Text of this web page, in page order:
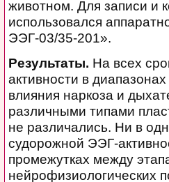
животном. Для записи и
использовался
ЭЭГ-03/35-201».
Результаты. На всех
активности в
влияния наркоза и
различными типами
не различались. Ни в
судорожной ЭЭГ-
промежутках между
нейрофизиологических